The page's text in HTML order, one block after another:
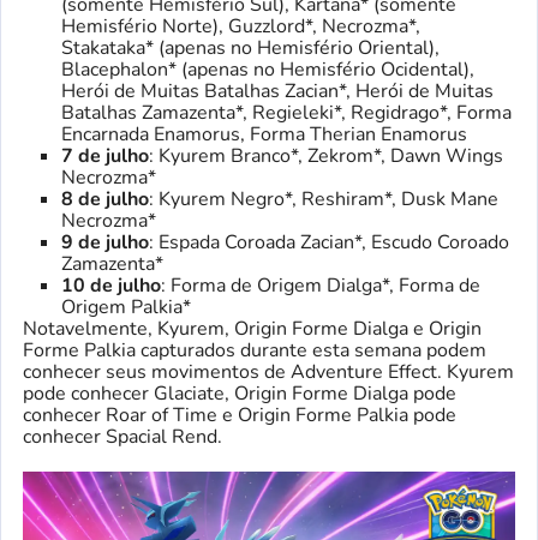
Hemisfério Norte), Guzzlord*, Necrozma*,
Stakataka* (apenas no Hemisfério Oriental),
Blacephalon* (apenas no Hemisfério Ocidental),
Herói de Muitas Batalhas Zacian*, Herói de Muitas
Batalhas Zamazenta*, Regieleki*, Regidrago*, Forma
Encarnada Enamorus, Forma Therian Enamorus
7 de julho: Kyurem Branco*, Zekrom*, Dawn Wings
Necrozma*
8 de julho: Kyurem Negro*, Reshiram*, Dusk Mane
Necrozma*
9 de julho: Espada Coroada Zacian*, Escudo Coroado
Zamazenta*
10 de julho: Forma de Origem Dialga*, Forma de
Origem Palkia*
Notavelmente, Kyurem, Origin Forme Dialga e Origin
Forme Palkia capturados durante esta semana podem
conhecer seus movimentos de Adventure Effect. Kyurem
pode conhecer Glaciate, Origin Forme Dialga pode
conhecer Roar of Time e Origin Forme Palkia pode
conhecer Spacial Rend.